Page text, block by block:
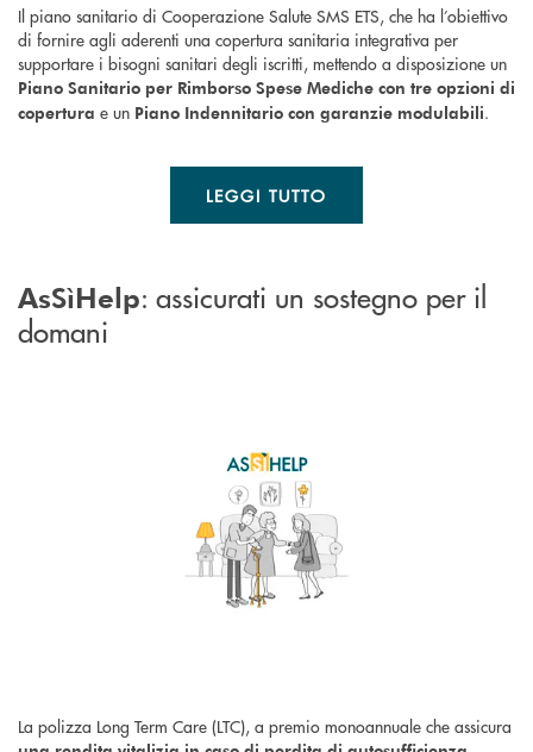
Il piano sanitario di Cooperazione Salute SMS ETS, che ha l’obiettivo
di fornire agli aderenti una copertura sanitaria integrativa per
supportare i bisogni sanitari degli iscritti, mettendo a disposizione un
Piano Sanitario per Rimborso Spese Mediche con tre opzioni di
copertura e un Piano Indennitario con garanzie modulabili.
LEGGI TUTTO
AsSìHelp: assicurati un sostegno per il
domani
La polizza Long Term Care (LTC), a premio monoannuale che assicura